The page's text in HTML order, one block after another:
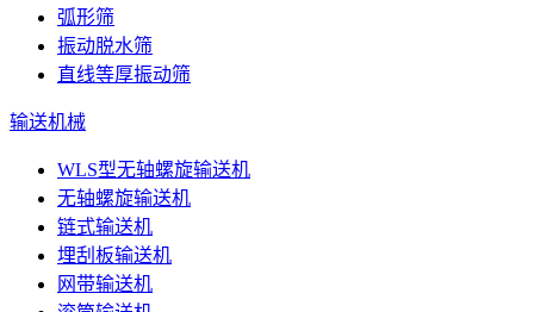
弧形筛
振动脱水筛
直线等厚振动筛
输送机械
WLS型无轴螺旋输送机
无轴螺旋输送机
链式输送机
埋刮板输送机
网带输送机